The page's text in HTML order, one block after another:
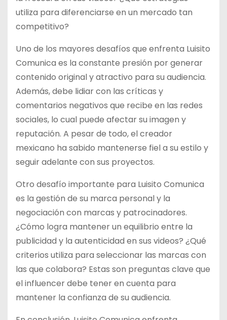
utiliza para diferenciarse en un mercado tan
competitivo?
Uno de los mayores desafíos que enfrenta Luisito
Comunica es la constante presión por generar
contenido original y atractivo para su audiencia.
Además, debe lidiar con las críticas y
comentarios negativos que recibe en las redes
sociales, lo cual puede afectar su imagen y
reputación. A pesar de todo, el creador
mexicano ha sabido mantenerse fiel a su estilo y
seguir adelante con sus proyectos.
Otro desafío importante para Luisito Comunica
es la gestión de su marca personal y la
negociación con marcas y patrocinadores.
¿Cómo logra mantener un equilibrio entre la
publicidad y la autenticidad en sus videos? ¿Qué
criterios utiliza para seleccionar las marcas con
las que colabora? Estas son preguntas clave que
el influencer debe tener en cuenta para
mantener la confianza de su audiencia.